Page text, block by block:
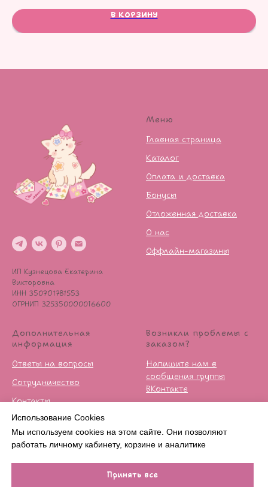
Использование Cookies
Мы используем cookies на этом сайте. Они позволяют
работать личному кабинету, корзине и аналитике
Принять все
В КОРЗИНУ
ИП Кузнецова Екатерина
Викторовна
ИНН 350701781553
ОГРНИП 325350000016600
Меню
Главная страница
Каталог
Оплата и доставка
Бонусы
Отложенная доставка
О нас
Оффлайн-магазины
Дополнительная
информация
Ответы на вопросы
Сотрудничество
Контакты
Публичная оферта
Политика
конфиденцильности
Возникли проблемы с
заказом?
Напишите нам в
сообщения группы
ВКонтакте